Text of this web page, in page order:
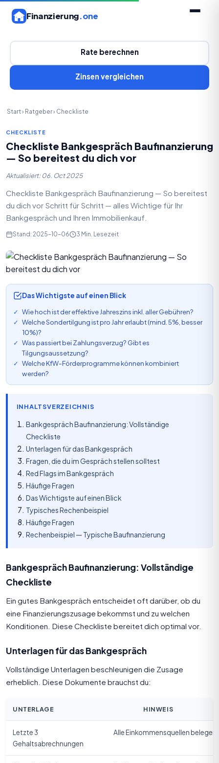
Finanzierung.one
Rate berechnen
Zinsen vergleichen
Start› Ratgeber› Checkliste
CHECKLISTE
Checkliste Bankgespräch Baufinanzierung
— So bereitest du dich vor
Aktualisiert: 06. Oct 2025
Checkliste Bankgespräch Baufinanzierung — So bereitest
du dich vor Schritt für Schritt — alles Wichtige für Ihr
Bankgespräch und Ihren Immobilienkauf.
Stand: 2025-10-06 3 Min. Lesezeit
Das Wichtigste auf einen Blick
Wie hoch ist der effektive Jahreszins inkl. aller Gebühren?
Welche Sondertilgung ist pro Jahr erlaubt (mind. 5%, besser
10%)?
Was passiert bei Zahlungsverzug? Gibt es
Tilgungsaussetzung?
Welche KfW-Förderprogramme können kombiniert
werden?
INHALTSVERZEICHNIS
Bankgespräch Baufinanzierung: Vollständige
Checkliste
Unterlagen für das Bankgespräch
Fragen, die du im Gespräch stellen solltest
Red Flags im Bankgespräch
Häufige Fragen
Das Wichtigste auf einen Blick
Typisches Rechenbeispiel
Häufige Fragen
Rechenbeispiel — Typische Baufinanzierung
Bankgespräch Baufinanzierung: Vollständige
Checkliste
Ein gutes Bankgespräch entscheidet oft darüber, ob du
eine Finanzierungszusage bekommst und zu welchen
Konditionen. Diese Checkliste bereitet dich optimal vor.
Unterlagen für das Bankgespräch
Vollständige Unterlagen beschleunigen die Zusage
erheblich. Diese Dokumente brauchst du:
UNTERLAGE HINWEIS
Letzte 3
Gehaltsabrechnungen
Alle Einkommensquellen belegen